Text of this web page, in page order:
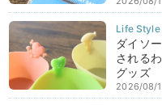
ダイソ
される
グッズ
2026/08/